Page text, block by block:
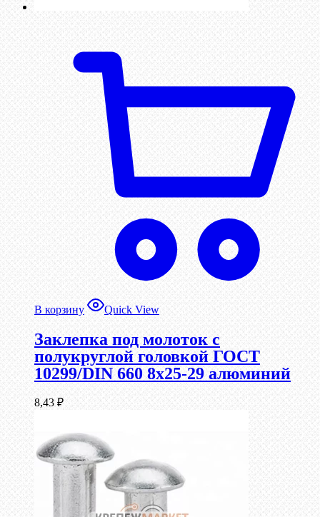
В корзину Quick View
Заклепка под молоток с
полукруглой головкой ГОСТ
10299/DIN 660 8х25-29 алюминий
8,43 ₽